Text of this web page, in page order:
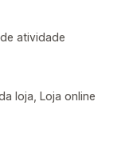
atividade
loja, Loja online